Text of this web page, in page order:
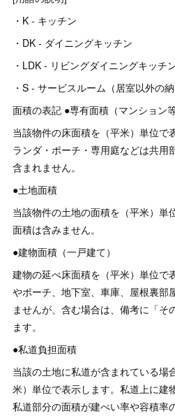
・K - キッチン
・DK - ダイニングキッチン
・LDK - リビングダイニングキッチ
・S - サービスルーム（居室以外の納
面積の表記 ●専有面積（マンション等
当該物件の床面積を（平米）単位で
ランダ・ポーチ・専用庭などは共用
含まれません。
●土地面積
当該物件の土地の面積を（平米）単
面積は含みません。
●建物面積（一戸建て）
建物の延べ床面積を（平米）単位で
やポーチ、地下室、車庫、屋根裏部
ませんが、含む場合は、備考に「そ
ます。
●私道負担面積
当該の土地に私道が含まれている場
米）単位で表示します。私道上に建
私道部分の面積が建ぺい率や容積率